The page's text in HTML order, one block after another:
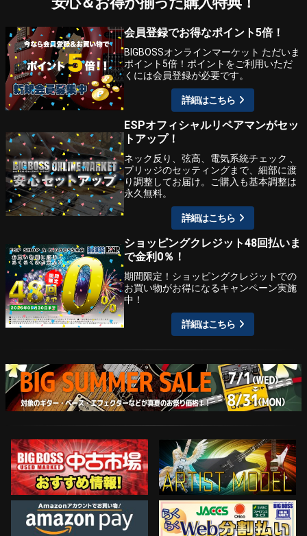
会員登録でお得なポイント5倍！
BIGBOSSオンラインマーケット ただいま
ポイント5倍！ポイントをご利用いただ
くには会員登録が必要です。
詳細はこちら
ESPオフィシャルリペアマンがセッ
トアップ！
ネック反り、弦高、電気系統チェック 、
ブリッジのセッティングまで、細部に渡
り調整してお届け。ご購入も基本調整は
永久無料。
詳細はこちら
ショッピングクレジット48回払いま
で金利0％！
期間限定！ショッピングクレジットでの
お買い物がお得になるキャンペーン実施
中！
詳細はこちら